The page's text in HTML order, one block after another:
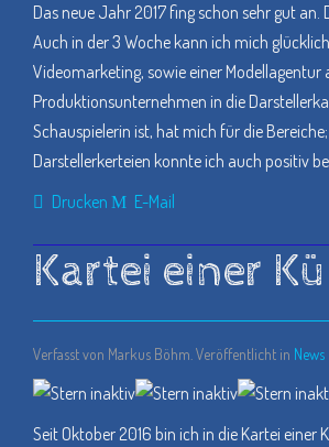
Das neue Jahr 2017 fing schon sehr gut
Auch in der 3 Woche kann ich mich
Videomarketing, sowie einer
Produktionsunternehmen in die
Schauspielerin ist, hat mich für die
Darstellerkerteien konnte ich auch positiv
Drucken
E-Mail
Kartei einer
Verfasst von Markus Böhm. Veröffentlicht in News
Seit Oktober 2016 bin ich in die Kartei einer